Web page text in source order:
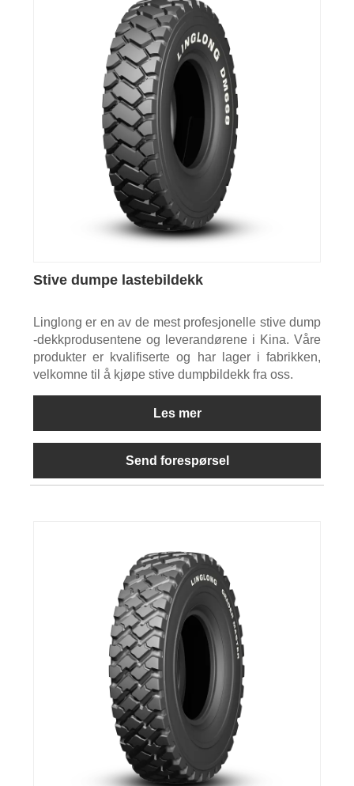
Stive dumpe lastebildekk
Linglong er en av de mest profesjonelle stive dump
-dekkprodusentene og leverandørene i Kina. Våre
produkter er kvalifiserte og har lager i fabrikken,
velkomne til å kjøpe stive dumpbildekk fra oss.
Les mer
Send forespørsel